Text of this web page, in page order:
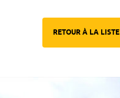
RETOUR À LA LISTE